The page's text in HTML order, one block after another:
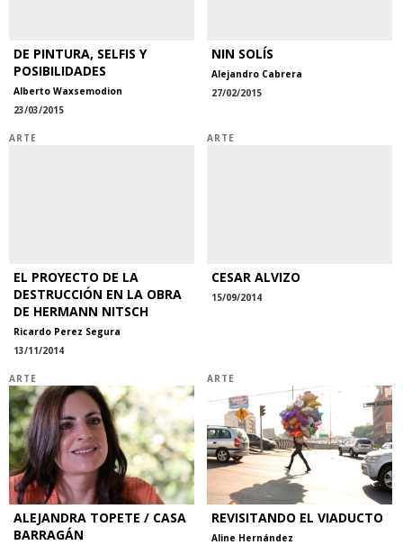
DE PINTURA, SELFIS Y
POSIBILIDADES
Alberto Waxsemodion
23/03/2015
NIN SOLÍS
Alejandro Cabrera
27/02/2015
ARTE
EL PROYECTO DE LA
DESTRUCCIÓN EN LA OBRA
DE HERMANN NITSCH
Ricardo Perez Segura
13/11/2014
ARTE
CESAR ALVIZO
15/09/2014
ARTE
ALEJANDRA TOPETE / CASA
BARRAGÁN
ARTE
REVISITANDO EL VIADUCTO
Aline Hernández